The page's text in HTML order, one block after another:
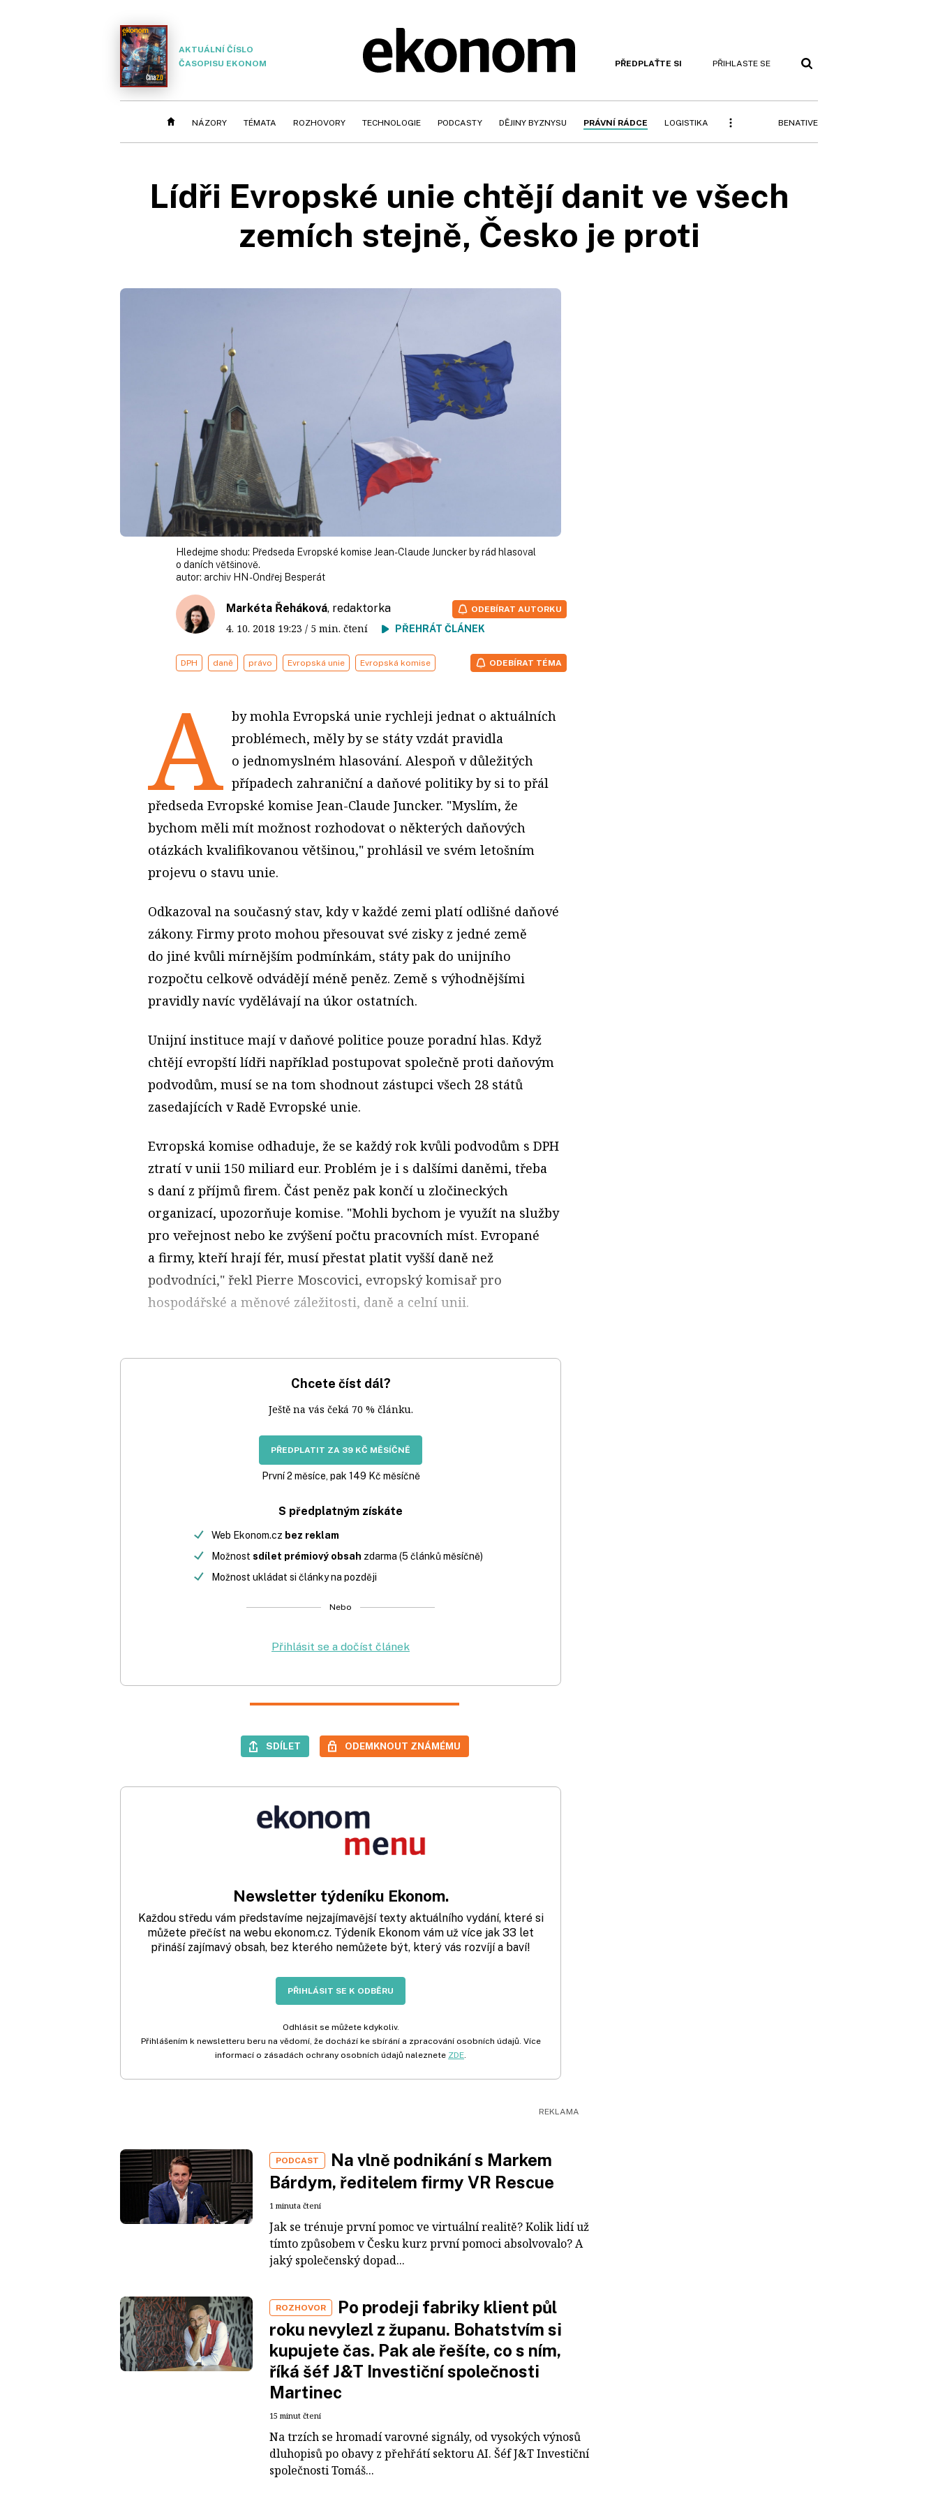
AKTUÁLNÍ ČÍSLO
ČASOPISU EKONOM
PŘEDPLAŤTE SI PŘIHLASTE SE
NÁZORY TÉMATA ROZHOVORY TECHNOLOGIE PODCASTY DĚJINY BYZNYSU PRÁVNÍ RÁDCE LOGISTIKA BENATIVE
Lídři Evropské unie chtějí danit ve všech
zemích stejně, Česko je proti
Hledejme shodu: Předseda Evropské komise Jean-Claude Juncker by rád hlasoval
o daních většinově.
autor: archiv HN - Ondřej Besperát
Markéta Řeháková, redaktorka
4. 10. 2018 19:23 / 5 min. čtení PŘEHRÁT ČLÁNEK
ODEBÍRAT AUTORKU
DPH daně právo Evropská unie Evropská komise ODEBÍRAT TÉMA
A by mohla Evropská unie rychleji jednat o aktuálních
problémech, měly by se státy vzdát pravidla
o jednomyslném hlasování. Alespoň v důležitých
případech zahraniční a daňové politiky by si to přál
předseda Evropské komise Jean-Claude Juncker. "Myslím, že
bychom měli mít možnost rozhodovat o některých daňových
otázkách kvalifikovanou většinou," prohlásil ve svém letošním
projevu o stavu unie.
Odkazoval na současný stav, kdy v každé zemi platí odlišné daňové
zákony. Firmy proto mohou přesouvat své zisky z jedné země
do jiné kvůli mírnějším podmínkám, státy pak do unijního
rozpočtu celkově odvádějí méně peněz. Země s výhodnějšími
pravidly navíc vydělávají na úkor ostatních.
Unijní instituce mají v daňové politice pouze poradní hlas. Když
chtějí evropští lídři například postupovat společně proti daňovým
podvodům, musí se na tom shodnout zástupci všech 28 států
zasedajících v Radě Evropské unie.
Evropská komise odhaduje, že se každý rok kvůli podvodům s DPH
ztratí v unii 150 miliard eur. Problém je i s dalšími daněmi, třeba
s daní z příjmů firem. Část peněz pak končí u zločineckých
organizací, upozorňuje komise. "Mohli bychom je využít na služby
pro veřejnost nebo ke zvýšení počtu pracovních míst. Evropané
a firmy, kteří hrají fér, musí přestat platit vyšší daně než
podvodníci," řekl Pierre Moscovici, evropský komisař pro
hospodářské a měnové záležitosti, daně a celní unii.
Chcete číst dál?
Ještě na vás čeká 70 % článku.
PŘEDPLATIT ZA 39 KČ MĚSÍČNĚ
První 2 měsíce, pak 149 Kč měsíčně
S předplatným získáte
Web Ekonom.cz bez reklam
Možnost sdílet prémiový obsah zdarma (5 článků měsíčně)
Možnost ukládat si články na později
Nebo
Přihlásit se a dočíst článek
SDÍLET ODEMKNOUT ZNÁMÉMU
Newsletter týdeníku Ekonom.
Každou středu vám představíme nejzajímavější texty aktuálního vydání, které si
můžete přečíst na webu ekonom.cz. Týdeník Ekonom vám už více jak 33 let
přináší zajímavý obsah, bez kterého nemůžete být, který vás rozvíjí a baví!
PŘIHLÁSIT SE K ODBĚRU
Odhlásit se můžete kdykoliv.
Přihlášením k newsletteru beru na vědomí, že dochází ke sbírání a zpracování osobních údajů. Více
informací o zásadách ochrany osobních údajů naleznete ZDE
PODCAST
Na vlně podnikání s Markem
Bárdym, ředitelem firmy VR Rescue
1 minuta čtení
Jak se trénuje první pomoc ve virtuální realitě? Kolik lidí už
tímto způsobem v Česku kurz první pomoci absolvovalo? A
jaký společenský dopad...
ROZHOVOR
Po prodeji fabriky klient půl
roku nevylezl z županu. Bohatstvím si
kupujete čas. Pak ale řešíte, co s ním,
říká šéf J&T Investiční společnosti
Martinec
15 minut čtení
Na trzích se hromadí varovné signály, od vysokých výnosů
dluhopisů po obavy z přehřátí sektoru AI. Šéf J&T Investiční
společnosti Tomáš...